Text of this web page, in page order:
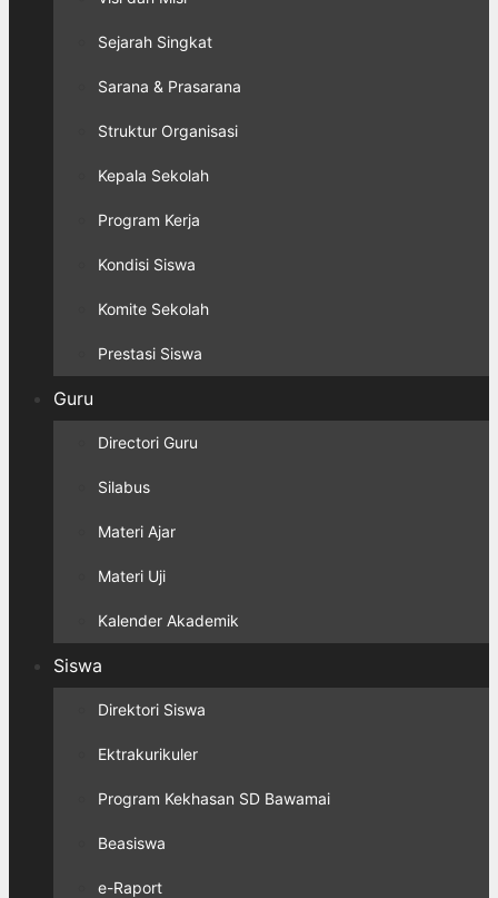
Sejarah Singkat
Sarana & Prasarana
Struktur Organisasi
Kepala Sekolah
Program Kerja
Kondisi Siswa
Komite Sekolah
Prestasi Siswa
Guru
Directori Guru
Silabus
Materi Ajar
Materi Uji
Kalender Akademik
Siswa
Direktori Siswa
Ektrakurikuler
Program Kekhasan SD Bawamai
Beasiswa
e-Raport